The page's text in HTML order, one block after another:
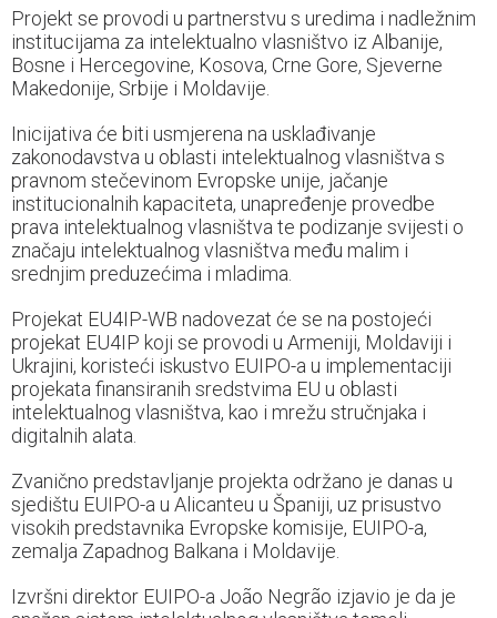
Projekt se provodi u partnerstvu s uredima i nadležnim
institucijama za intelektualno vlasništvo iz Albanije,
Bosne i Hercegovine, Kosova, Crne Gore, Sjeverne
Makedonije, Srbije i Moldavije.
Inicijativa će biti usmjerena na usklađivanje
zakonodavstva u oblasti intelektualnog vlasništva s
pravnom stečevinom Evropske unije, jačanje
institucionalnih kapaciteta, unapređenje provedbe
prava intelektualnog vlasništva te podizanje svijesti o
značaju intelektualnog vlasništva među malim i
srednjim preduzećima i mladima.
Projekat EU4IP-WB nadovezat će se na postojeći
projekat EU4IP koji se provodi u Armeniji, Moldaviji i
Ukrajini, koristeći iskustvo EUIPO-a u implementaciji
projekata finansiranih sredstvima EU u oblasti
intelektualnog vlasništva, kao i mrežu stručnjaka i
digitalnih alata.
Zvanično predstavljanje projekta održano je danas u
sjedištu EUIPO-a u Alicanteu u Španiji, uz prisustvo
visokih predstavnika Evropske komisije, EUIPO-a,
zemalja Zapadnog Balkana i Moldavije.
Izvršni direktor EUIPO-a João Negrão izjavio je da je